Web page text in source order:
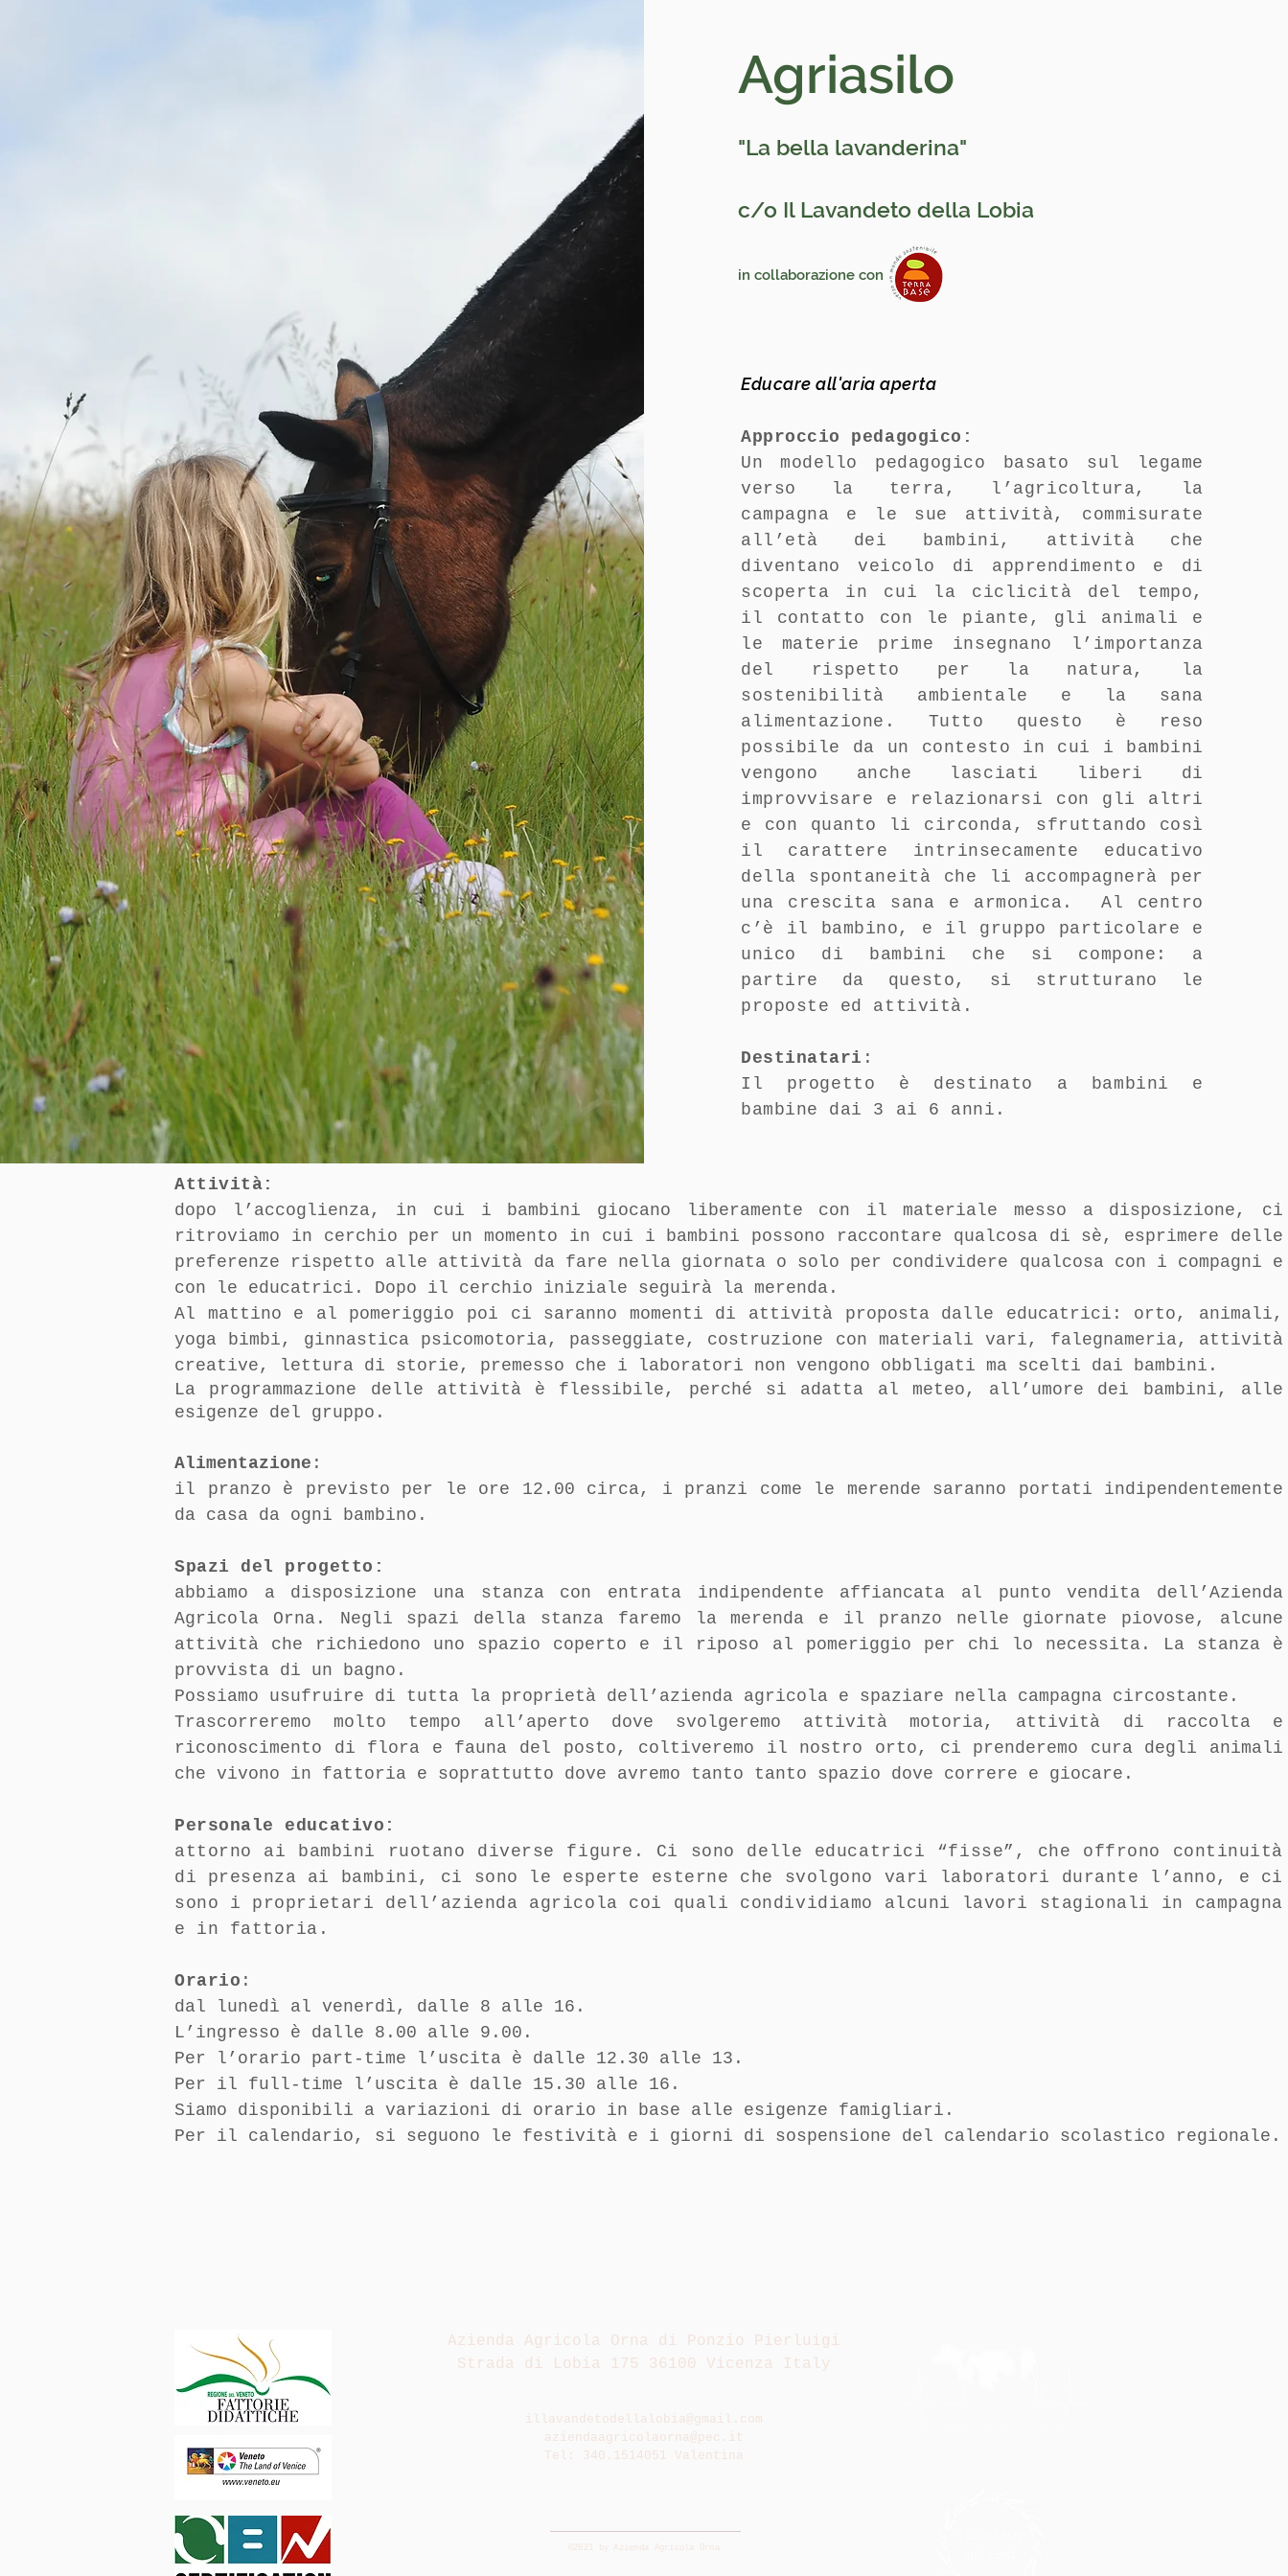
Agriasilo
"La bella lavanderina"
c/o Il Lavandeto della Lobia
in collaborazione con
Educare all'aria aperta
Approccio pedagogico:
Un modello pedagogico basato sul legame
verso la terra, l’agricoltura, la
campagna e le sue attività, commisurate
all’età dei bambini, attività che
diventano veicolo di apprendimento e di
scoperta in cui la ciclicità del tempo,
il contatto con le piante, gli animali e
le materie prime insegnano l’importanza
del rispetto per la natura, la
sostenibilità ambientale e la sana
alimentazione. Tutto questo è reso
possibile da un contesto in cui i bambini
vengono anche lasciati liberi di
improvvisare e relazionarsi con gli altri
e con quanto li circonda, sfruttando così
il carattere intrinsecamente educativo
della spontaneità che li accompagnerà per
una crescita sana e armonica. Al centro
c’è il bambino, e il gruppo particolare e
unico di bambini che si compone: a
partire da questo, si strutturano le
proposte ed attività.
Destinatari :
Il progetto è destinato a bambini e
bambine dai 3 ai 6 anni.
Attività:
dopo l’accoglienza, in cui i bambini giocano liberamente con il materiale messo a disposizione, ci
ritroviamo in cerchio per un momento in cui i bambini possono raccontare qualcosa di sè, esprimere delle
preferenze rispetto alle attività da fare nella giornata o solo per condividere qualcosa con i compagni e
con le educatrici. Dopo il cerchio iniziale seguirà la merenda.
Al mattino e al pomeriggio poi ci saranno momenti di attività proposta dalle educatrici: orto, animali,
yoga bimbi, ginnastica psicomotoria, passeggiate, costruzione con materiali vari, falegnameria, attività
creative, lettura di storie, premesso che i laboratori non vengono obbligati ma scelti dai bambini.
La programmazione delle attività è flessibile, perché si adatta al meteo, all’umore dei bambini, alle
esigenze del gruppo.
Alimentazione :
il pranzo è previsto per le ore 12.00 circa, i pranzi come le merende saranno portati indipendentemente
da casa da ogni bambino.
Spazi del progetto:
abbiamo a disposizione una stanza con entrata indipendente affiancata al punto vendita dell’Azienda
Agricola Orna. Negli spazi della stanza faremo la merenda e il pranzo nelle giornate piovose, alcune
attività che richiedono uno spazio coperto e il riposo al pomeriggio per chi lo necessita. La stanza è
provvista di un bagno.
Possiamo usufruire di tutta la proprietà dell’azienda agricola e spaziare nella campagna circostante.
Trascorreremo molto tempo all’aperto dove svolgeremo attività motoria, attività di raccolta e
riconoscimento di flora e fauna del posto, coltiveremo il nostro orto, ci prenderemo cura degli animali
che vivono in fattoria e soprattutto dove avremo tanto tanto spazio dove correre e giocare.
Personale educativo:
attorno ai bambini ruotano diverse figure. Ci sono delle educatrici “fisse”, che offrono continuità
di presenza ai bambini, ci sono le esperte esterne che svolgono vari laboratori durante l’anno, e ci
sono i proprietari dell’azienda agricola coi quali condividiamo alcuni lavori stagionali in campagna
e in fattoria.
Orario :
dal lunedì al venerdì, dalle 8 alle 16.
L’ingresso è dalle 8.00 alle 9.00.
Per l’orario part-time l’uscita è dalle 12.30 alle 13.
Per il full-time l’uscita è dalle 15.30 alle 16.
Siamo disponibili a variazioni di orario in base alle esigenze famigliari.
Per il calendario, si seguono le festività e i giorni di sospensione del calendario scolastico regionale.
Azienda Agricola Orna di Ponzio Pierluigi
Strada di Lobia 175 36100 Vicenza Italy
illavandetodellalobia@gmail.com
aziendaagricolaorna@pec.it
Tel: 340.1514051 Valentina
©2021 by Azienda Agricola Orna